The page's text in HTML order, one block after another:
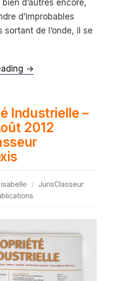
d’autres encore,
d’improbables
sortant de l’onde, il se
→
Industrielle –
2012
isabelle
JurisClasseur